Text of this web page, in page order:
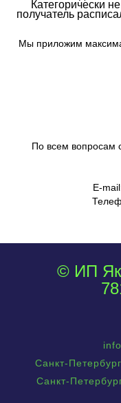
Категорически
получатель
Мы приложим
По всем вопросам
E-
© ИП
Санкт-
Санкт-